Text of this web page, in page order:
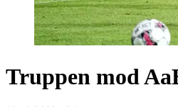
Truppen mod